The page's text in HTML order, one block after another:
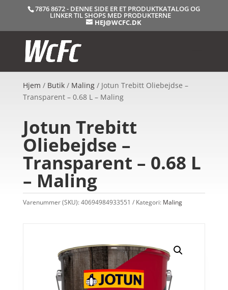
7876 8672 - DENNE SIDE ER ET PRODUKTKATALOG OG
LINKER TIL SHOPS MED PRODUKTERNE
HEJ@WCFC.DK
Hjem / Butik/ Maling/ Jotun Trebitt Oliebejdse –
Transparent – 0.68 L – Maling
Jotun Trebitt
Oliebejdse –
Transparent – 0.68 L
– Maling
Varenummer (SKU):40694984933551 Kategori: Maling